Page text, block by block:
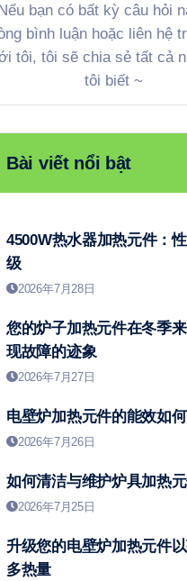
bạn có bất kỳ câu hỏi
bình luận hoặc liên hệ
tôi, tôi sẽ chia sẻ tất cả
tôi biết ~
Bài viết nổi bật
4500W热水器加热元件：
级
2026年7月28日
您的炉子加热元件在冬季
现故障的迹象
2026年7月27日
电壁炉加热元件的能效如何
2026年7月26日
如何清洁与维护炉具加热
2026年7月25日
升级您的电壁炉加热元件
多热量